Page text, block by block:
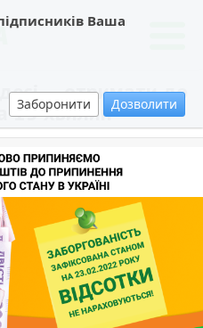
Ваша
Заборонити Дозволити
— отримати до
15 хвилин